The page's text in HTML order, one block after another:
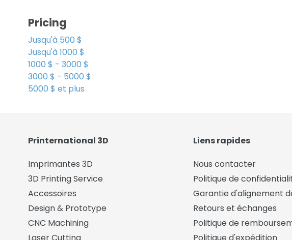
c
t
i
o
Pricing
Jusqu'à 500 $
Jusqu'à 1000 $
1000 $ - 3000 $
3000 $ - 5000 $
5000 $ et plus
Printernational 3D
Imprimantes 3D
3D Printing Service
Accessoires
Design & Prototype
CNC Machining
Laser Cutting
Liens rapides
Nous contacter
Politique de
Garantie d'alignement
Retours et échanges
Politique de
Politique d'expédition